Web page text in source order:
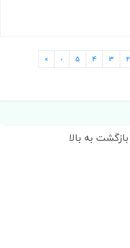
2
3
4
5
›
Next
»
بازگشت به بالا